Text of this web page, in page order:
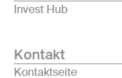
Invest Hub
Kontakt
Kontaktseite